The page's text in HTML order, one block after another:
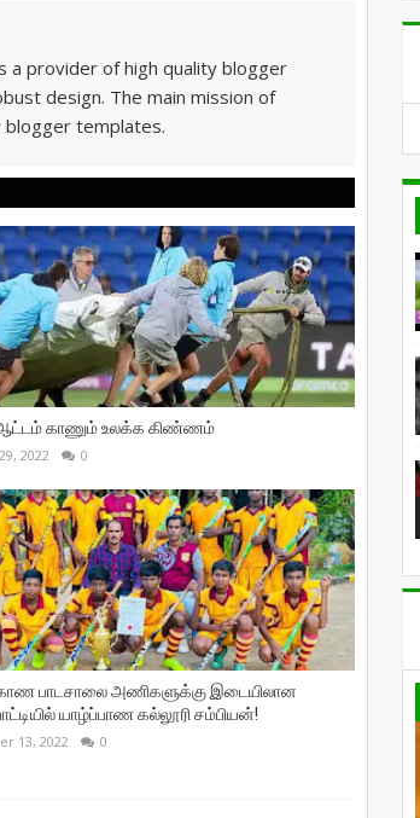
a provider of high quality blogger
design. The main mission of
templates.
காணும் உலக்க கிண்ணம்
2022 0
பாடசாலை அணிகளுக்கு இடையிலான
யாழ்ப்பாண கல்லூரி சம்பியன்!
13, 2022 0